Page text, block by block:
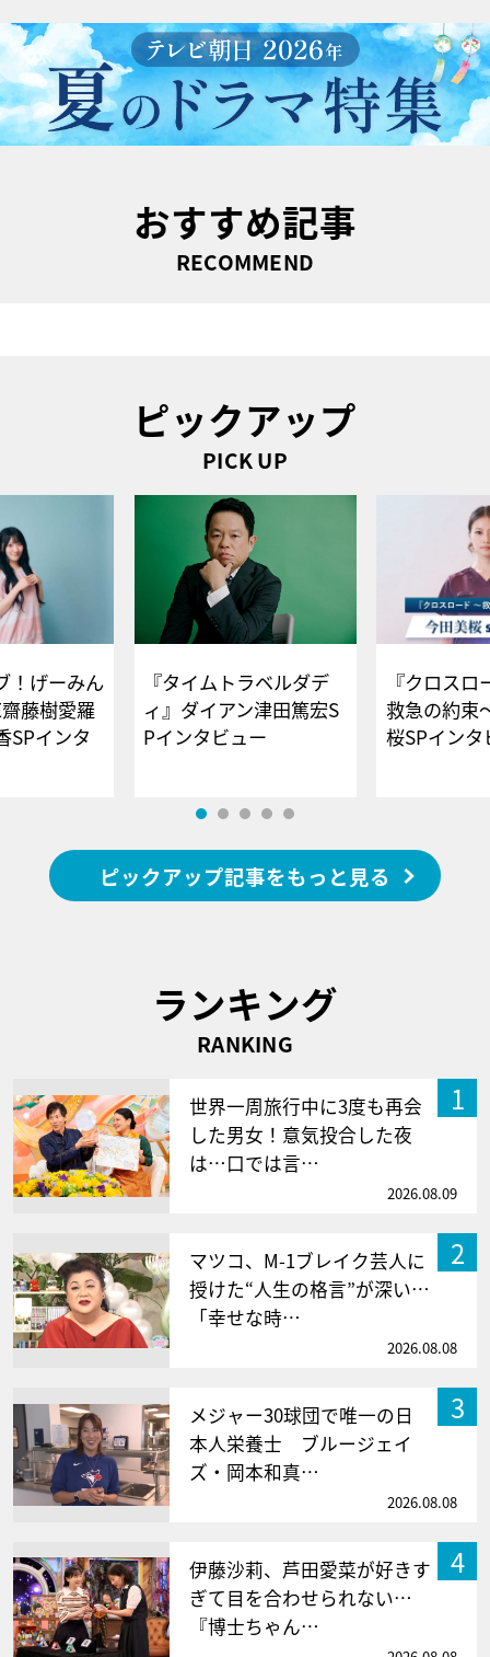
おすすめ記事
RECOMMEND
ピックアップ
PICK UP
！げーみん
藤樹愛羅
SPインタ
『タイムトラベルダデ
ィ』ダイアン津田篤宏S
Pインタビュー
『クロス
救急の約束
桜SPイ
ピックアップ記事をもっと見る
ランキング
RANKING
1
世界一周旅行中に3度も再会
した男女！意気投合した夜
は…口では言…
2026.08.09
2
マツコ、M-1ブレイク芸人に
授けた“人生の格言”が深い…
「幸せな時…
2026.08.08
3
メジャー30球団で唯一の日
本人栄養士 ブルージェイ
ズ・岡本和真…
2026.08.08
4
伊藤沙莉、芦田愛菜が好きす
ぎて目を合わせられない…
『博士ちゃん…